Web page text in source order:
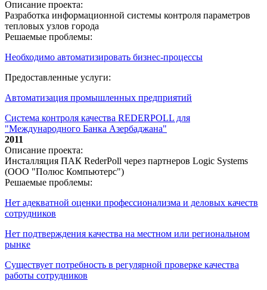
Описание проекта:
Разработка информационной системы контроля параметров
тепловых узлов города
Решаемые проблемы:
Необходимо автоматизировать бизнес-процессы
Предоставленные услуги:
Автоматизация промышленных предприятий
Система контроля качества REDERPOLL для
"Международного Банка Азербаджана"
2011
Описание проекта:
Инсталляция ПАК RederPoll через партнеров Logic Systems
(ООО "Полюс Компьютерс")
Решаемые проблемы:
Нет адекватной оценки профессионализма и деловых качеств
сотрудников
Нет подтверждения качества на местном или региональном
рынке
Существует потребность в регулярной проверке качества
работы сотрудников